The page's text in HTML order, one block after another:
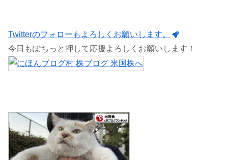
Twitterのフォローもよろしくお願いします。
今日もぽちっと押して応援よろしくお願いします！